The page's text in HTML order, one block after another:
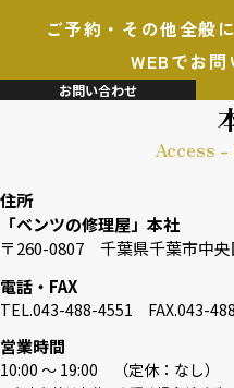
ご予約・その他全般
WEBでお問
お問い合わせ
Access -
住所
「ベンツの修理屋」本社
〒260-0807 千葉県千葉市中央
電話・FAX
TEL.043-488-4551 FAX.043-
営業時間
10:00 〜 19:00 （定休：なし）